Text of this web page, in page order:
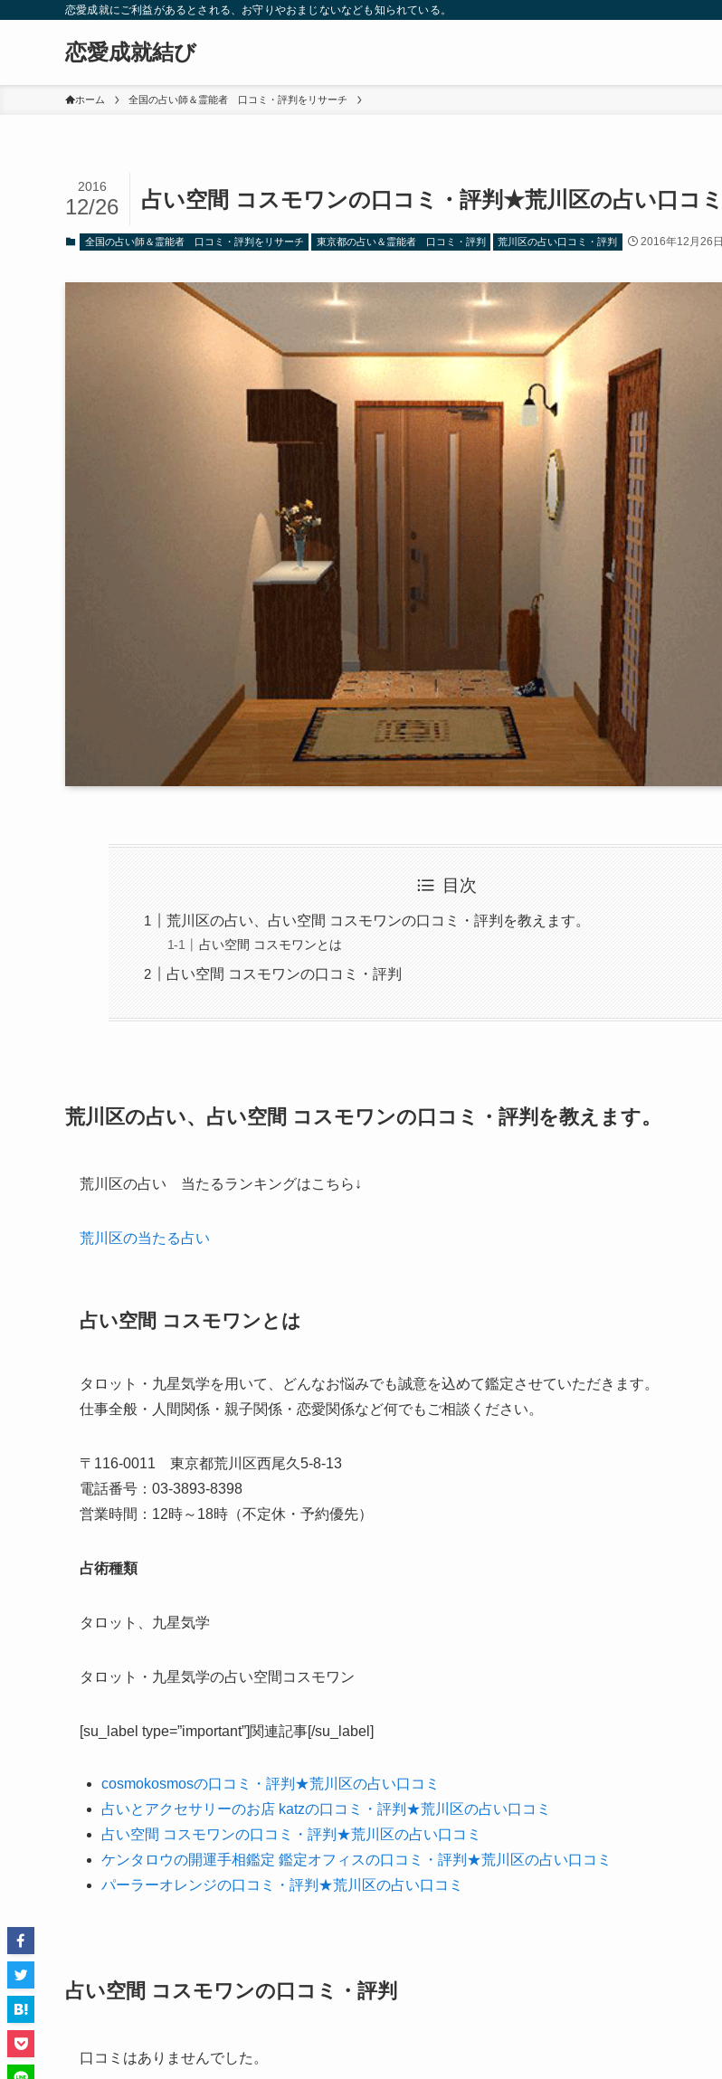
恋愛成就にご利益があるとされる、お守りやおまじないなども知られている。
恋愛成就結び
ホーム 全国の占い師＆霊能者 口コミ・評判をリサーチ
占い空間 コスモワンの口コミ・評判★荒川区の占い口コミ
2016
12/26
全国の占い師＆霊能者 口コミ・評判をリサーチ 東京都の占い＆霊能者 口コミ・評判 荒川区の占い口コミ・評判 2016年12月26日
目次
荒川区の占い、占い空間 コスモワンの口コミ・評判を教えます。
占い空間 コスモワンとは
占い空間 コスモワンの口コミ・評判
荒川区の占い、占い空間 コスモワンの口コミ・評判を教えます。
荒川区の占い 当たるランキングはこちら↓
荒川区の当たる占い
占い空間 コスモワンとは
タロット・九星気学を用いて、どんなお悩みでも誠意を込めて鑑定させていただきます。
仕事全般・人間関係・親子関係・恋愛関係など何でもご相談ください。
〒116-0011 東京都荒川区西尾久5-8-13
電話番号：03-3893-8398
営業時間：12時～18時（不定休・予約優先）
占術種類
タロット、九星気学
タロット・九星気学の占い空間コスモワン
[su_label type=”important”]関連記事[/su_label]
cosmokosmosの口コミ・評判★荒川区の占い口コミ
占いとアクセサリーのお店 katzの口コミ・評判★荒川区の占い口コミ
占い空間 コスモワンの口コミ・評判★荒川区の占い口コミ
ケンタロウの開運手相鑑定 鑑定オフィスの口コミ・評判★荒川区の占い口コミ
パーラーオレンジの口コミ・評判★荒川区の占い口コミ
占い空間 コスモワンの口コミ・評判
口コミはありませんでした。